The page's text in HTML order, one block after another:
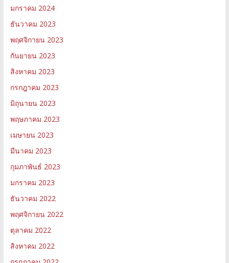
มกราคม 2024
ธันวาคม 2023
พฤศจิกายน 2023
กันยายน 2023
สิงหาคม 2023
กรกฎาคม 2023
มิถุนายน 2023
พฤษภาคม 2023
เมษายน 2023
มีนาคม 2023
กุมภาพันธ์ 2023
มกราคม 2023
ธันวาคม 2022
พฤศจิกายน 2022
ตุลาคม 2022
สิงหาคม 2022